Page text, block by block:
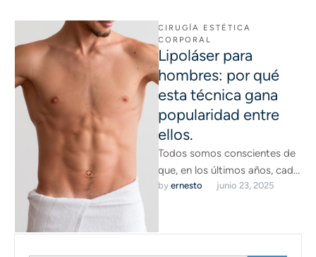
CIRUGÍA ESTÉTICA
CORPORAL
Lipoláser para
hombres: por qué
esta técnica gana
popularidad entre
ellos.
Todos somos conscientes de
que, en los últimos años, cada
vez más hombres recurren a
by ernesto junio 23, 2025